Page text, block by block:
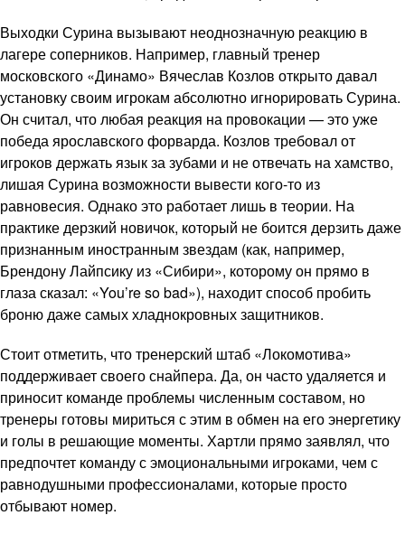
Выходки Сурина вызывают неоднозначную реакцию в
лагере соперников. Например, главный тренер
московского «Динамо» Вячеслав Козлов открыто давал
установку своим игрокам абсолютно игнорировать Сурина.
Он считал, что любая реакция на провокации — это уже
победа ярославского форварда. Козлов требовал от
игроков держать язык за зубами и не отвечать на хамство,
лишая Сурина возможности вывести кого-то из
равновесия. Однако это работает лишь в теории. На
практике дерзкий новичок, который не боится дерзить даже
признанным иностранным звездам (как, например,
Брендону Лайпсику из «Сибири», которому он прямо в
глаза сказал: «You’re so bad»), находит способ пробить
броню даже самых хладнокровных защитников.
Стоит отметить, что тренерский штаб «Локомотива»
поддерживает своего снайпера. Да, он часто удаляется и
приносит команде проблемы численным составом, но
тренеры готовы мириться с этим в обмен на его энергетику
и голы в решающие моменты. Хартли прямо заявлял, что
предпочтет команду с эмоциональными игроками, чем с
равнодушными профессионалами, которые просто
отбывают номер.